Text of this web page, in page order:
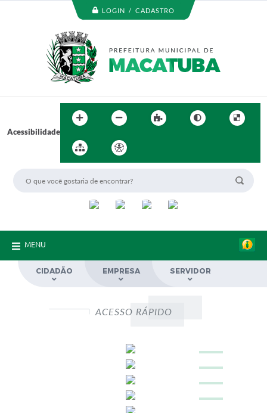
LOGIN / CADASTRO
Acessibilidade
MENU
CIDADÃO EMPRESA SERVIDOR
ACESSO RÁPIDO